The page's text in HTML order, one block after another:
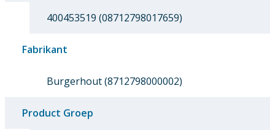
400453519 (08712798017659)
Fabrikant
Burgerhout (8712798000002)
Product Groep